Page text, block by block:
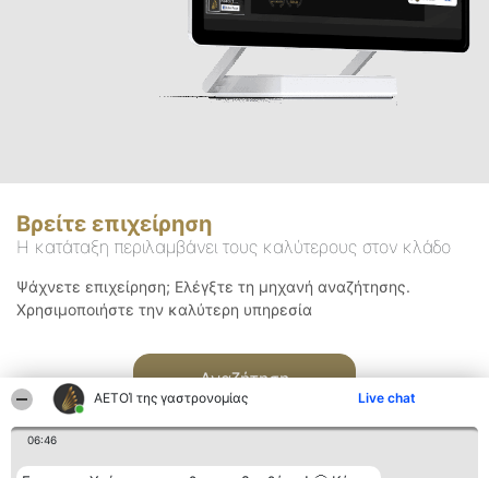
ΑΕΤΟΊ της γαστρονομίας Live chat
06:46
Βρείτε επιχείρηση
Η κατάταξη περιλαμβάνει τους καλύτερους στον κλάδο
Ψάχνετε επιχείρηση; Ελέγξτε τη μηχανή αναζήτησης.
Χρησιμοποιήστε την καλύτερη υπηρεσία
Αναζήτηση